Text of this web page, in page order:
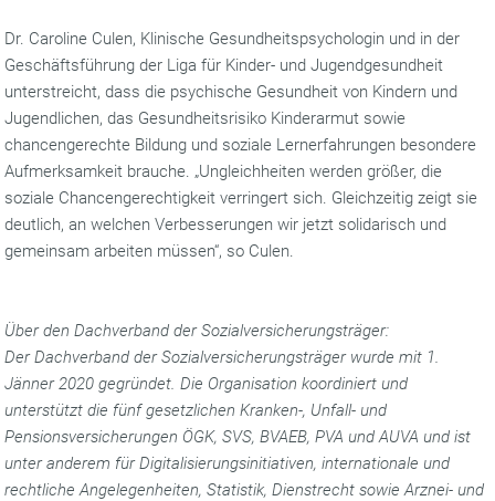
Dr. Caroline Culen, Klinische Gesundheitspsychologin und in der
Geschäftsführung der Liga für Kinder- und Jugendgesundheit
unterstreicht, dass die psychische Gesundheit von Kindern und
Jugendlichen, das Gesundheitsrisiko Kinderarmut sowie
chancengerechte Bildung und soziale Lernerfahrungen besondere
Aufmerksamkeit brauche. „Ungleichheiten werden größer, die
soziale Chancengerechtigkeit verringert sich. Gleichzeitig zeigt sie
deutlich, an welchen Verbesserungen wir jetzt solidarisch und
gemeinsam arbeiten müssen“, so Culen.
Über den Dachverband der Sozialversicherungsträger:
Der Dachverband der Sozialversicherungsträger wurde mit 1.
Jänner 2020 gegründet. Die Organisation koordiniert und
unterstützt die fünf gesetzlichen Kranken-, Unfall- und
Pensionsversicherungen ÖGK, SVS, BVAEB, PVA und AUVA und ist
unter anderem für Digitalisierungsinitiativen, internationale und
rechtliche Angelegenheiten, Statistik, Dienstrecht sowie Arznei- und